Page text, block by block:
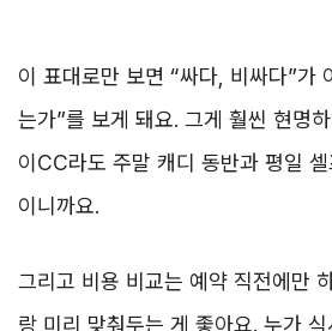
이 표대로만 보면 “싸다, 비싸다”가
는가”를 보게 돼요. 그게 훨씬 현명
이CC라도 주말 캐디 동반과 평일
이니까요.
그리고 비용 비교는 예약 직전에만
랑 미리 맞춰두는 게 좋아요. 누가